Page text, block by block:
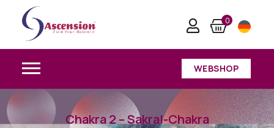
0
WEBSHOP
Chakra 2 – Sakral-Chakra